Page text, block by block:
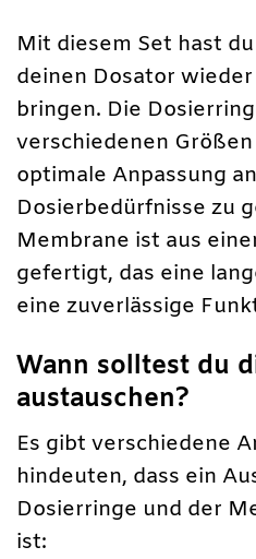
Mit diesem Set hast
deinen Dosator
bringen. Die
verschiedenen
optimale Anpassung
Dosierbedürfnisse zu
Membrane ist aus
gefertigt, das eine
eine zuverlässige
Wann solltest du
austauschen?
Es gibt verschiedene
hindeuten, dass ein
Dosierringe und der
ist: